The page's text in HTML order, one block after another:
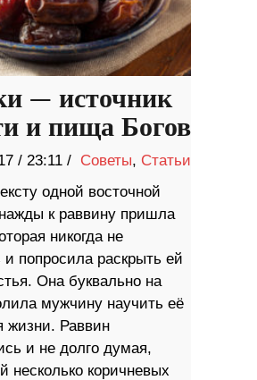
— источник
и пища Богов
/ 23:11 / Советы, Статьи
одной восточной
к раввину пришла
никогда не
попросила раскрыть ей
Она буквально на
мужчину научить её
жизни. Раввин
и не долго думая,
несколько коричневых